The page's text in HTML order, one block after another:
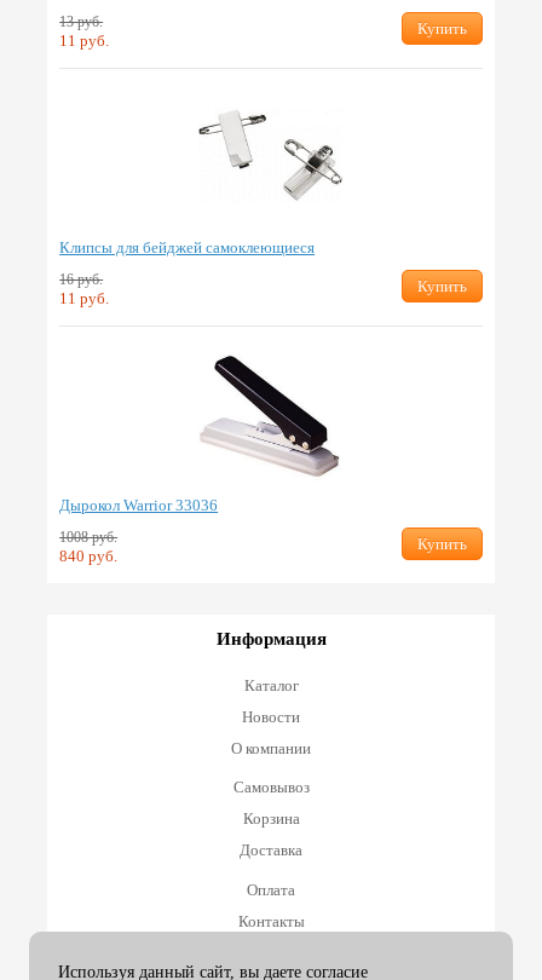
13 руб.
11 руб.
Купить
Клипсы для бейджей самоклеющиеся
16 руб.
11 руб.
Купить
Дырокол Warrior 33036
1008 руб.
840 руб.
Купить
Информация
Каталог
Новости
О компании
Самовывоз
Корзина
Доставка
Оплата
Контакты
Используя данный сайт, вы даете согласие